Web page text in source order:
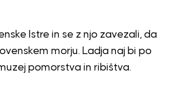
Istre in se z njo zavezali, da
morju. Ladja naj bi po
pomorstva in ribištva.